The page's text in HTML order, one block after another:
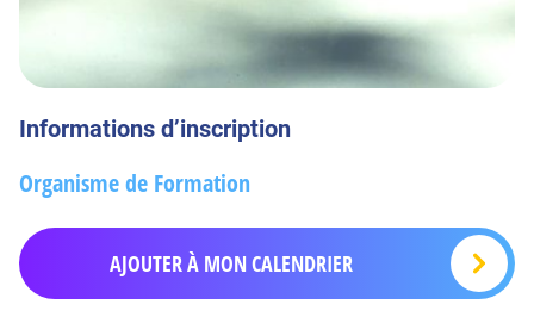
Informations d’inscription
Organisme de Formation
AJOUTER À MON CALENDRIER